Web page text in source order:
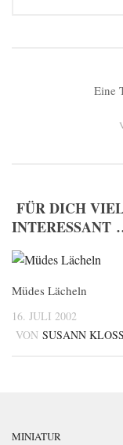
Eine
FÜR DICH
INTERESSANT
Müdes Lächeln
16. JULI 2002
VON SUSANN
MINIATUR